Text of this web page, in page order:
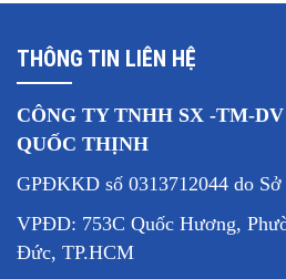
THÔNG TIN LIÊN HỆ
CÔNG TY TNHH SX -TM-
QUỐC THỊNH
GPĐKKD số 0313712044 do
VPĐD: 753C Quốc Hương,
Đức, TP.HCM